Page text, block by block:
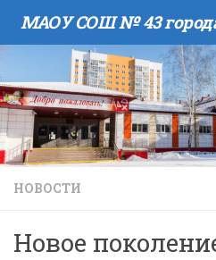
Skip to content
НОВОСТИ
Новое